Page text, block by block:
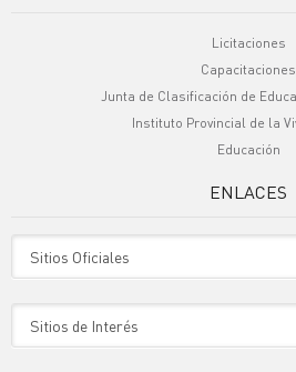
Licitaciones
Capacitaciones
Junta de Clasificación de
Instituto Provincial de la
Educación
ENLACES